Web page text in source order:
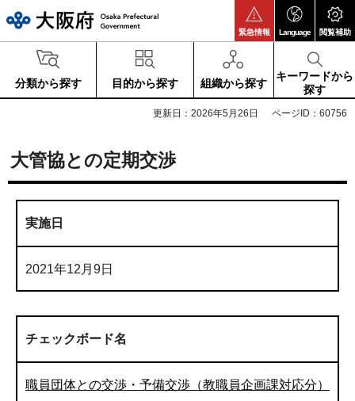
緊急情報 Language 閲覧補助
分類から探す 目的から探す 組織から探す
キーワードから
探す
更新日：2026年5月26日 ページID：60756
大管協との定期交渉
実施日
2021年12月9日
チェックボード名
職員団体との交渉・予備交渉（教職員企画課対応分）